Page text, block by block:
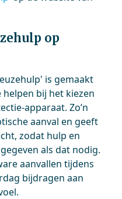
op
is gemaakt
bij het kiezen
apparaat. Zo’n
aanval en geeft
zodat hulp en
als dat nodig.
aanvallen tijdens
bijdragen aan